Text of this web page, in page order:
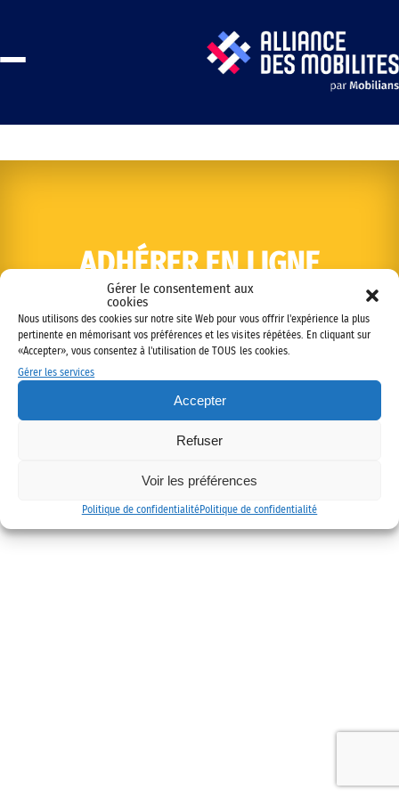
Gérer le consentement aux
cookies
Nous utilisons des cookies sur notre site Web pour vous offrir l'expérience la plus
pertinente en mémorisant vos préférences et les visites répétées. En cliquant sur
«Accepter», vous consentez à l'utilisation de TOUS les cookies.
Gérer les services
Accepter
Refuser
Voir les préférences
Politique de confidentialitéPolitique de confidentialité
ADHÉRER EN LIGNE
Copyright © 2022 Alliance des mobilités
Mentions légales Politique de confidentialité Contact